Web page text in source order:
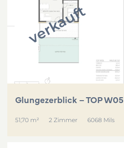
verkauft
Glungezerblick – TOP W05
51,70 m² 2 Zimmer 6068 Mils